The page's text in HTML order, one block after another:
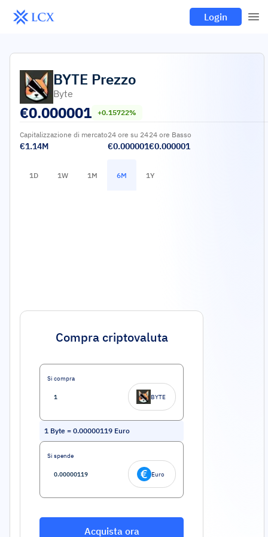
Login
BYTE Prezzo
Byte
€0.000001 +0.15722%
Capitalizzazione di mercato
€1.14M
24 ore su 24
€0.000001
24 ore Basso
€0.000001
1D 1W 1M 6M 1Y
Compra criptovaluta
Si compra
BYTE
1 Byte = 0.00000119 Euro
Si spende
Euro
Acquista ora